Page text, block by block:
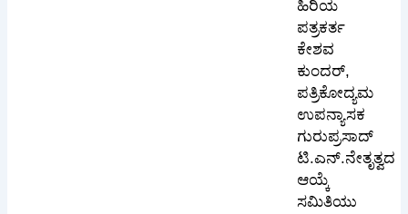
ಹಿರಿಯ
ಪತ್ರಕರ್ತ
ಕೇಶವ
ಕುಂದರ್,
ಪತ್ರಿಕೋದ್ಯಮ
ಉಪನ್ಯಾಸಕ
ಗುರುಪ್ರಸಾದ್
ಟಿ.ಎನ್.ನೇತೃತ್ವದ
ಆಯ್ಕೆ
ಸಮಿತಿಯು